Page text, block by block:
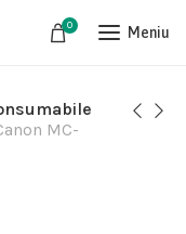
0 Meniu
MC-